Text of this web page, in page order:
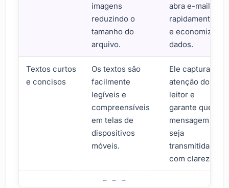
imagens
reduzindo o
tamanho do
arquivo.
abra e-mails
rapidamente
e economize
dados.
Textos curtos
e concisos
Os textos são
facilmente
legíveis e
compreensíveis
em telas de
dispositivos
móveis.
Ele captura a
atenção do
leitor e
garante que a
mensagem
seja
transmitida
com clareza.